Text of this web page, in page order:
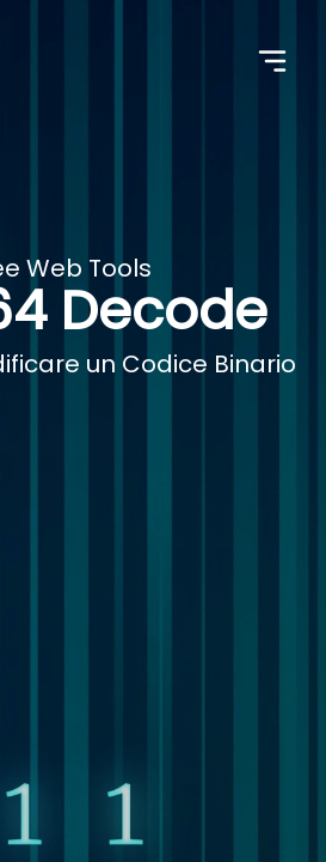
Web Tools
Decode
un Codice Binario